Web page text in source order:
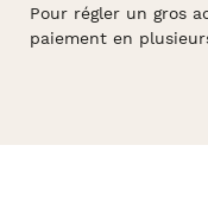
Pour régler un gros
paiement en